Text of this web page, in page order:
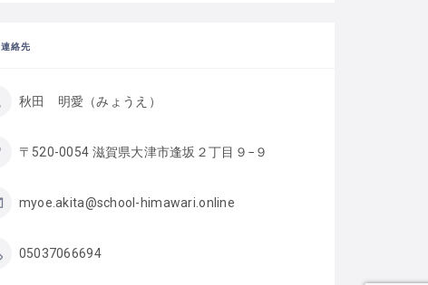
連絡先
秋田　明愛（みょうえ）
〒520-0054 滋賀県大津市逢坂２丁目９−９
myoe.akita@school-himawari.online
05037066694